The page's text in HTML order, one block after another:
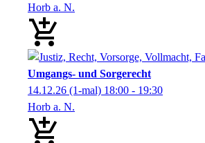
Horb a. N.
Umgangs- und Sorgerecht
14.12.26 (1-mal) 18:00 - 19:30
Horb a. N.